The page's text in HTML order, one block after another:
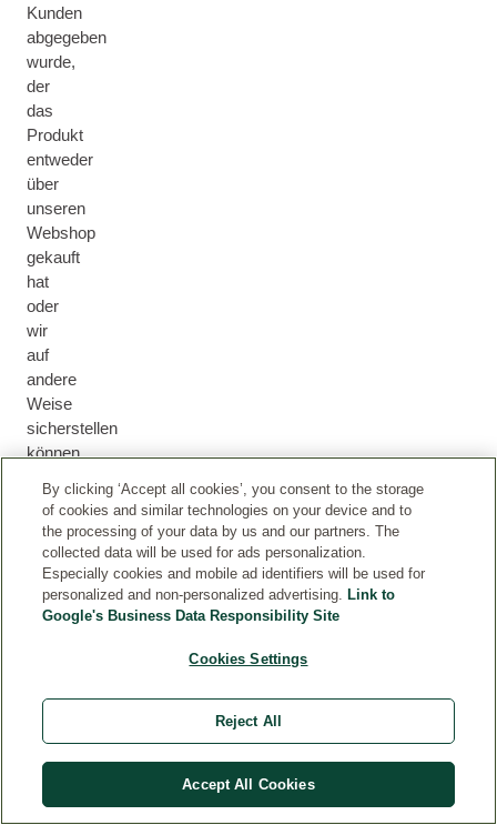
Kunden
abgegeben
wurde,
der
das
Produkt
entweder
über
unseren
Webshop
gekauft
hat
oder
wir
auf
andere
Weise
sicherstellen
können,
das
Produkt
erhalten
hat
(z.
die
an
einem
By clicking ‘Accept all cookies’, you consent to the storage
of cookies and similar technologies on your device and to
the processing of your data by us and our partners. The
collected data will be used for ads personalization.
Especially cookies and mobile ad identifiers will be used for
personalized and non-personalized advertising. Link to
Google's Business Data Responsibility Site
Cookies Settings
Reject All
Accept All Cookies